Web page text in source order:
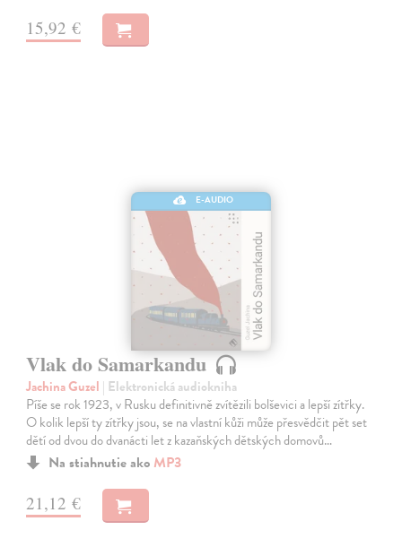
15,92 €
E-AUDIO
Vlak do Samarkandu
Jachina Guzel | Elektronická audiokniha
Píše se rok 1923, v Rusku definitivně zvítězili bolševici a lepší zítřky.
O kolik lepší ty zítřky jsou, se na vlastní kůži může přesvědčit pět set
dětí od dvou do dvanácti let z kazaňských dětských domovů…
Na stiahnutie ako MP3
21,12 €